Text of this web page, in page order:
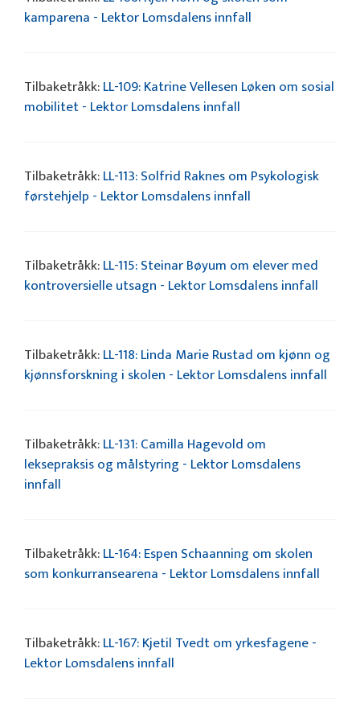
kamparena - Lektor Lomsdalens innfall
Tilbaketråkk:LL-109: Katrine Vellesen Løken om sosial
mobilitet - Lektor Lomsdalens innfall
Tilbaketråkk:LL-113: Solfrid Raknes om Psykologisk
førstehjelp - Lektor Lomsdalens innfall
Tilbaketråkk:LL-115: Steinar Bøyum om elever med
kontroversielle utsagn - Lektor Lomsdalens innfall
Tilbaketråkk:LL-118: Linda Marie Rustad om kjønn og
kjønnsforskning i skolen - Lektor Lomsdalens innfall
Tilbaketråkk:LL-131: Camilla Hagevold om
leksepraksis og målstyring - Lektor Lomsdalens
innfall
Tilbaketråkk:LL-164: Espen Schaanning om skolen
som konkurransearena - Lektor Lomsdalens innfall
Tilbaketråkk:LL-167: Kjetil Tvedt om yrkesfagene -
Lektor Lomsdalens innfall